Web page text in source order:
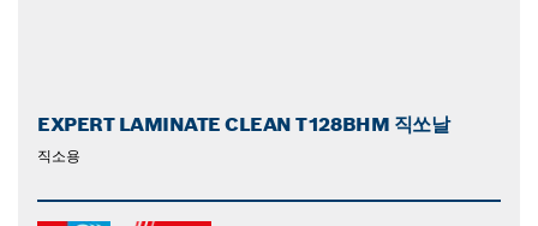
EXPERT LAMINATE CLEAN T128BHM 직쏘날
직소용